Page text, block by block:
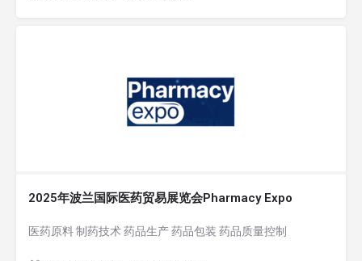
2025年波兰国际医药贸易展览会Pharmacy Expo
医药原料 制药技术 药品生产 药品包装 药品质量控制